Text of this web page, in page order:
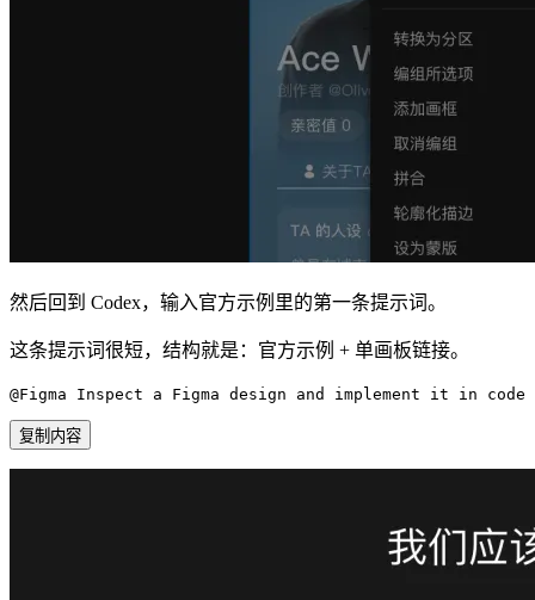
然后回到 Codex，输入官方示例里的第一条提示词。
这条提示词很短，结构就是：官方示例 + 单画板链接。
@Figma Inspect a Figma design and implement it in code [
复制内容